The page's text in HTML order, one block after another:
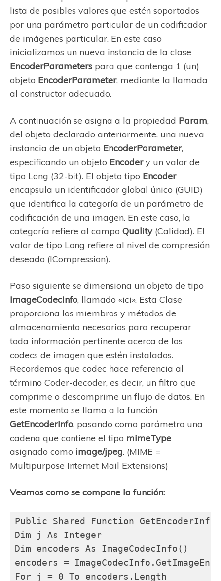
lista de posibles valores que estén soportados
por una parámetro particular de un codificador
de imágenes particular. En este caso
inicializamos un nueva instancia de la clase
EncoderParameters para que contenga 1 (un)
objeto EncoderParameter, mediante la llamada
al constructor adecuado.
A continuación se asigna a la propiedad Param,
del objeto declarado anteriormente, una nueva
instancia de un objeto EncoderParameter,
especificando un objeto Encodery un valor de
tipo Long (32-bit). El objeto tipo Encoder
encapsula un identificador global único (GUID)
que identifica la categoría de un parámetro de
codificación de una imagen. En este caso, la
categoría refiere al campo Quality (Calidad). El
valor de tipo Long refiere al nivel de compresión
deseado (lCompression).
Paso siguiente se dimensiona un objeto de tipo
ImageCodecInfo, llamado «ici». Esta Clase
proporciona los miembros y métodos de
almacenamiento necesarios para recuperar
toda información pertinente acerca de los
codecs de imagen que estén instalados.
Recordemos que codec hace referencia al
término Coder-decoder, es decir, un filtro que
comprime o descomprime un flujo de datos. En
este momento se llama a la función
GetEncoderInfo, pasando como parámetro una
cadena que contiene el tipo mimeType
asignado como image/jpeg. (MIME =
Multipurpose Internet Mail Extensions)
Veamos como se compone la función:
Public Shared Function
Dim j As Integer
Dim encoders As ImageCodecInfo()
encoders =
For j = 0 To encoders.Length